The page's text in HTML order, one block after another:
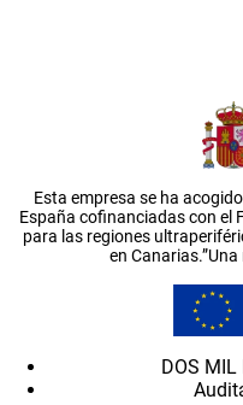
Esta empresa se ha
España cofinanciadas con el
para las regiones
en
DOS MIL